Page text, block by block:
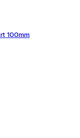
100mm